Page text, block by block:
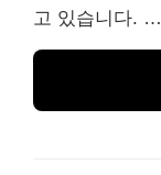
고 있습니다. …